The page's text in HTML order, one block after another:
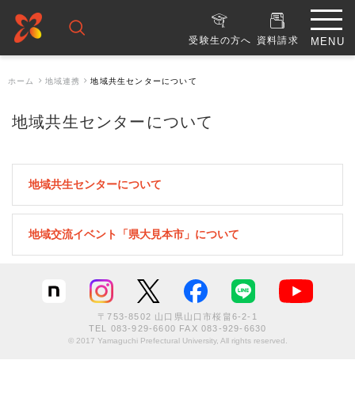
受験生の方へ 資料請求
ホーム 地域連携 地域共生センターについて
地域共生センターについて
地域共生センターについて
地域交流イベント「県大見本市」について
〒753-8502 山口県山口市桜畠6-2-1
TEL 083-929-6600 FAX 083-929-6630
© 2017 Yamaguchi Prefectural University, All rights reserved.